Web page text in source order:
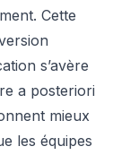
Cette
s’avère
a posteriori
mieux
les équipes